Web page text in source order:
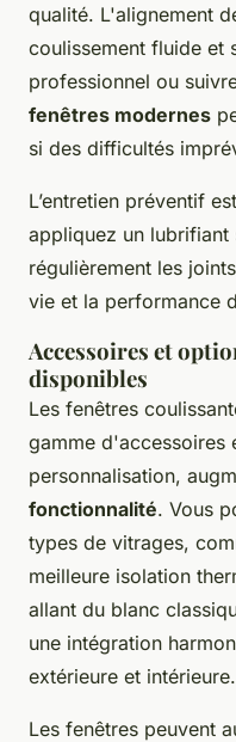
qualité. L'alignement
coulissement fluide et
professionnel ou
fenêtres modernes
si des difficultés
L’entretien préventif
appliquez un
régulièrement les
vie et la performance
Accessoires et
disponibles
Les fenêtres
gamme d'accessoires
personnalisation,
fonctionnalité. Vous
types de vitrages,
meilleure isolation
allant du blanc
une intégration
extérieure et intérieure.
Les fenêtres peuvent